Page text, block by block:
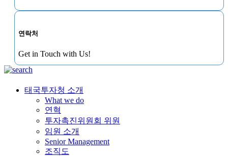
연락처
Get in Touch with Us!
태국투자청 소개
What we do
연혁
투자촉진위원회 위원
임원 소개
Senior Management
조직도